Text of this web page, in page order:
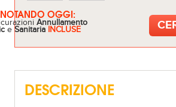
OGGI:
Annullamento
eSanitaria INCLUSE
DESCRIZIONE